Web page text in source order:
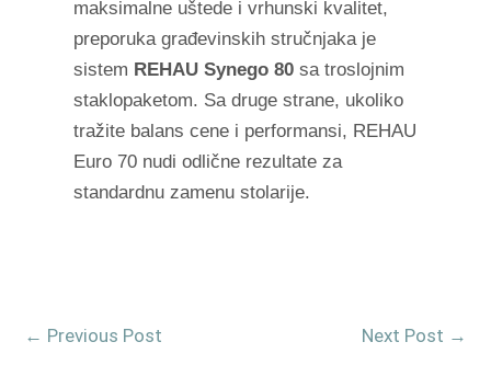
maksimalne uštede i vrhunski kvalitet,
preporuka građevinskih stručnjaka je
sistem REHAU Synego 80 sa troslojnim
staklopaketom. Sa druge strane, ukoliko
tražite balans cene i performansi, REHAU
Euro 70 nudi odlične rezultate za
standardnu zamenu stolarije.
← Previous Post Next Post →